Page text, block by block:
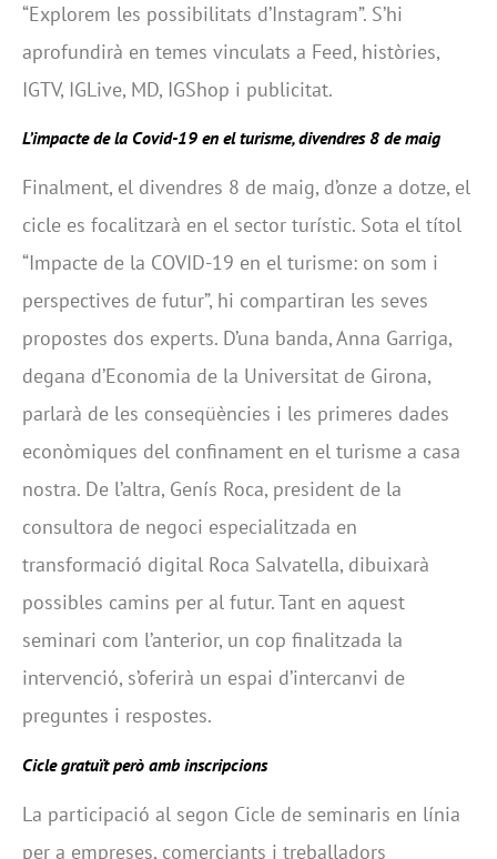
“Explorem les possibilitats d’Instagram”. S’hi
aprofundirà en temes vinculats a Feed, històries,
IGTV, IGLive, MD, IGShop i publicitat.
L’impacte de la Covid-19 en el turisme, divendres 8 de maig
Finalment, el divendres 8 de maig, d’onze a dotze, el
cicle es focalitzarà en el sector turístic. Sota el títol
“Impacte de la COVID-19 en el turisme: on som i
perspectives de futur”, hi compartiran les seves
propostes dos experts. D’una banda, Anna Garriga,
degana d’Economia de la Universitat de Girona,
parlarà de les conseqüències i les primeres dades
econòmiques del confinament en el turisme a casa
nostra. De l’altra, Genís Roca, president de la
consultora de negoci especialitzada en
transformació digital Roca Salvatella, dibuixarà
possibles camins per al futur. Tant en aquest
seminari com l’anterior, un cop finalitzada la
intervenció, s’oferirà un espai d’intercanvi de
preguntes i respostes.
Cicle gratuït però amb inscripcions
La participació al segon Cicle de seminaris en línia
per a empreses, comerciants i treballadors